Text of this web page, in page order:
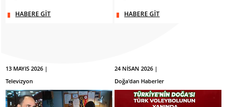
HABERE GİT HABERE GİT
13 MAYIS 2026 |
Televizyon
24 NİSAN 2026 |
Doğa'dan Haberler